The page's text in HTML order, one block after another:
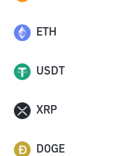
ETH
USDT
XRP
DOGE